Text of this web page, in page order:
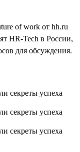
of work от hh.ru
HR-Tech в России,
для обсуждения.